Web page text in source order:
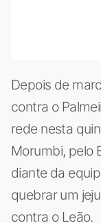
Depois de
contra o
rede nesta
Morumbi, pelo
diante da
quebrar um
contra o Leão.